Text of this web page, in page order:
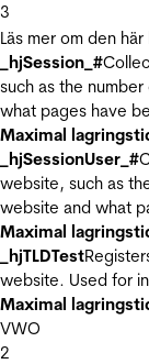
3
Läs mer om den
_hjSession_#
such as the
what pages have
Maximal
_hjSessionUser_#
website, such as
website and what
Maximal
_hjTLDTest
website. Used for
Maximal
VWO
2